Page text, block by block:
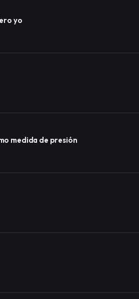
yo
medida de presión